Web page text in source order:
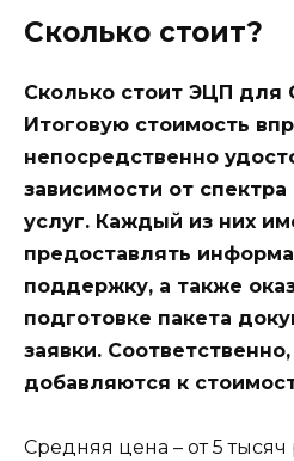
Сколько стоит?
Сколько стоит ЭЦП для
Итоговую стоимость
непосредственно
зависимости от
услуг. Каждый из них
предоставлять
поддержку, а также
подготовке пакета
заявки.
добавляются к
Средняя цена – от 5 тысяч